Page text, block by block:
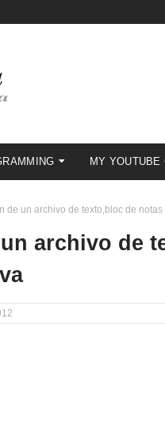
MY YOUTUBE
de un archivo de texto,bloc de
archivo de